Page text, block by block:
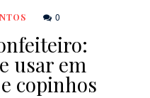
0
usar em
copinhos